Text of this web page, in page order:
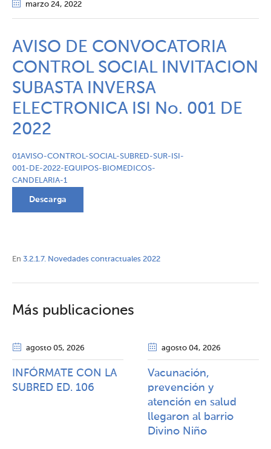
marzo 24, 2022
AVISO DE CONVOCATORIA
CONTROL SOCIAL INVITACION
SUBASTA INVERSA
ELECTRONICA ISI No. 001 DE
2022
01AVISO-CONTROL-SOCIAL-SUBRED-SUR-ISI-
001-DE-2022-EQUIPOS-BIOMEDICOS-
CANDELARIA-1
Descarga
En 3.2.1.7. Novedades contractuales 2022
Más publicaciones
agosto 05, 2026
INFÓRMATE CON LA
SUBRED ED. 106
agosto 04, 2026
Vacunación,
prevención y
atención en salud
llegaron al barrio
Divino Niño